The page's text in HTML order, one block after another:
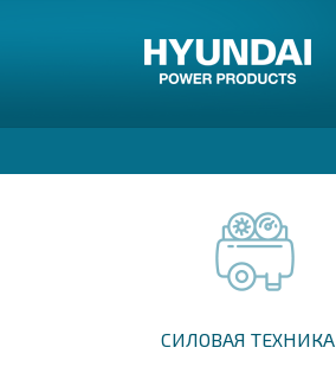
СИЛОВАЯ ТЕХНИКА